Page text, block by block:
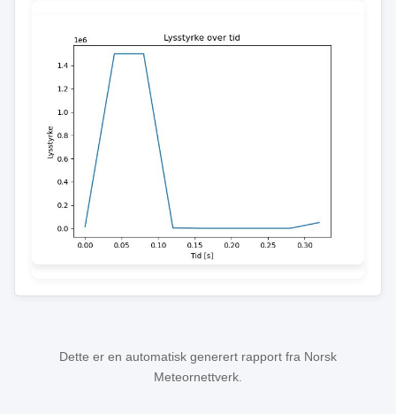
Dette er en automatisk generert rapport fra Norsk
Meteornettverk.